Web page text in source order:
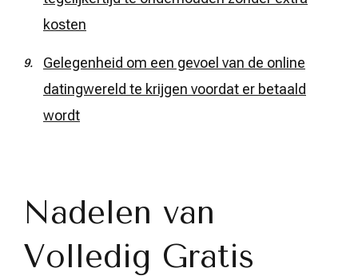
kosten
Gelegenheid om een gevoel van de online
datingwereld te krijgen voordat er betaald
wordt
Nadelen van
Volledig Gratis